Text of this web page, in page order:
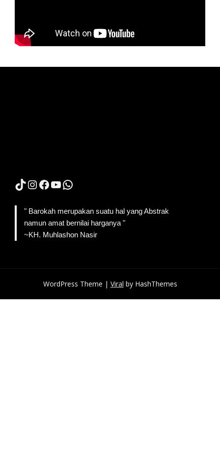
TikTok
Instagram
Facebook
YouTube
WhatsApp
" Barokah merupakan suatu hal yang Abstrak
namun amat bernilai harganya "
~KH. Muhlashon Nasir
WordPress Theme | Viral by HashThemes